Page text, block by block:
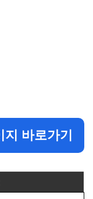
지 바로가기